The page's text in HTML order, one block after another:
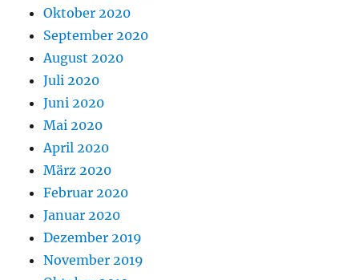
Oktober 2020
September 2020
August 2020
Juli 2020
Juni 2020
Mai 2020
April 2020
März 2020
Februar 2020
Januar 2020
Dezember 2019
November 2019